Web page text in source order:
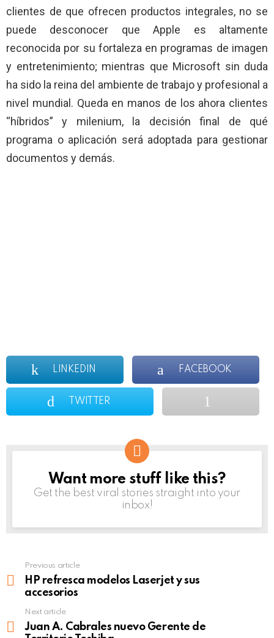
clientes de que ofrecen productos integrales, no se
puede desconocer que Apple es altamente
reconocida por su fortaleza en programas de imagen
y entretenimiento; mientras que Microsoft sin duda
ha sido la reina del ambiente de trabajo y profesional a
nivel mundial. Queda en manos de los ahora clientes
“híbridos” y milenium, la decisión final de qué
programa o aplicación será adoptada para gestionar
documentos y demás.
LINKEDIN FACEBOOK
TWITTER
NEWSLETTER
Want more stuff like this?
Get the best viral stories straight into your
inbox!
more
Previous article
HP refresca modelos Laserjet y sus
accesorios
Next article
Juan A. Cabrales nuevo Gerente de